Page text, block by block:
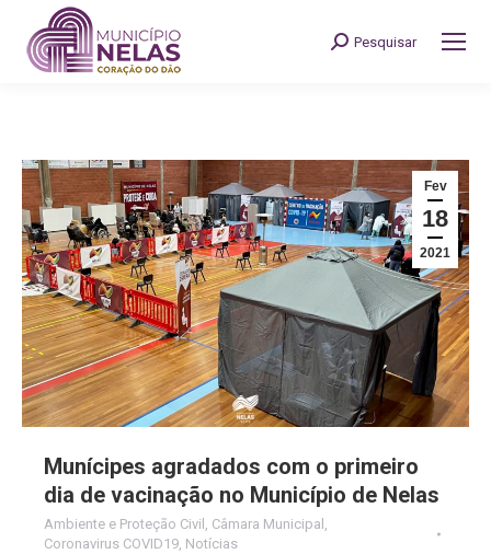
Search:
Pesquisar
Fev
18
2021
Munícipes agradados com o primeiro
dia de vacinação no Município de Nelas
Ambiente e Proteção Civil , Câmara Municipal ,
Coronavirus COVID19, Notícias